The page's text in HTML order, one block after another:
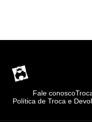
Fale conosco
Política de Troca e